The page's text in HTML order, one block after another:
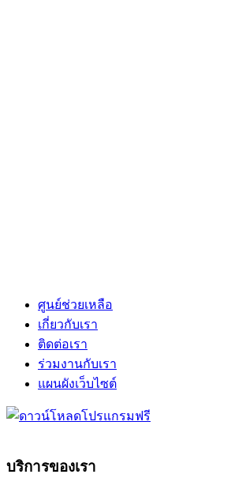
ศูนย์ช่วยเหลือ
เกี่ยวกับเรา
ติดต่อเรา
ร่วมงานกับเรา
แผนผังเว็บไซต์
บริการของเรา